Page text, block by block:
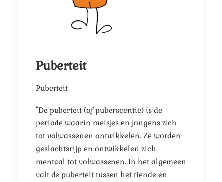
Puberteit
Puberteit
"De puberteit (of puberscentie) is de
periode waarin meisjes en jongens zich
tot volwassenen ontwikkelen. Ze worden
geslachtsrijp en ontwikkelen zich
mentaal tot volwassenen. In het algemeen
valt de puberteit tussen het tiende en